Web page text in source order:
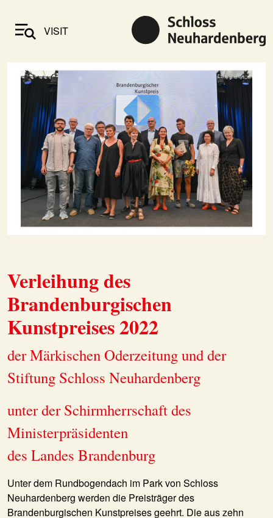
VISIT
Verleihung des
Brandenburgischen
Kunstpreises 2022
der Märkischen Oderzeitung und der
Stiftung Schloss Neuhardenberg
unter der Schirmherrschaft des
Ministerpräsidenten
des Landes Brandenburg
Unter dem Rundbogendach im Park von Schloss
Neuhardenberg werden die Preisträger des
Brandenburgischen Kunstpreises geehrt. Die aus zehn